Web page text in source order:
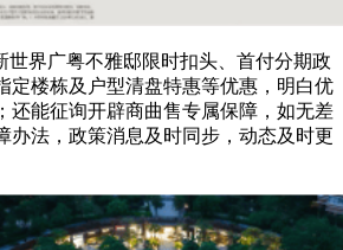
界广粤不雅邸限时扣头、首付分期政
定楼栋及户型清盘特惠等优惠，明白优
还能征询开辟商曲售专属保障，如无差
办法，政策消息及时同步，动态及时更